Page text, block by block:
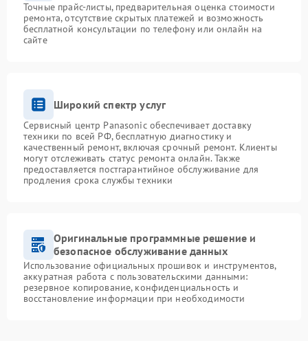
Точные прайс-листы, предварительная оценка стоимости
ремонта, отсутствие скрытых платежей и возможность
бесплатной консультации по телефону или онлайн на
сайте
Широкий спектр услуг
Сервисный центр Panasonic обеспечивает доставку
техники по всей РФ, бесплатную диагностику и
качественный ремонт, включая срочный ремонт. Клиенты
могут отслеживать статус ремонта онлайн. Также
предоставляется постгарантийное обслуживание для
продления срока службы техники
Оригинальные программные решение и
безопасное обслуживание данных
Использование официальных прошивок и инструментов,
аккуратная работа с пользовательскими данными:
резервное копирование, конфиденциальность и
восстановление информации при необходимости